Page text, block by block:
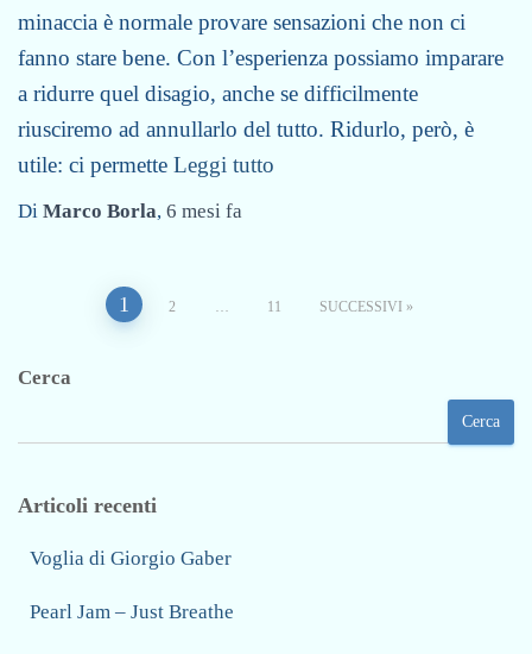
minaccia è normale provare sensazioni che non ci
fanno stare bene. Con l’esperienza possiamo imparare
a ridurre quel disagio, anche se difficilmente
riusciremo ad annullarlo del tutto. Ridurlo, però, è
utile: ci permette Leggi tutto
Di Marco Borla, 6 mesi fa
Paginazione
degli
1 2 11 SUCCESSIVI
Cerca
Cerca
Articoli recenti
Voglia di Giorgio Gaber
Pearl Jam – Just Breathe